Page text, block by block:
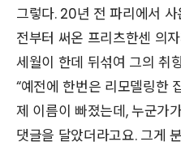
그렇다. 20년 전 파리에서
전부터 써온 프리츠한센 의
세월이 한데 뒤섞여 그의 취
“예전에 한번은 리모델링한
제 이름이 빠졌는데, 누군가
댓글을 달았더라고요. 그게